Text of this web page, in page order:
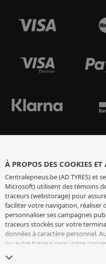
À PROPOS DES COOKIES ET
Centralepneus.be (AD TYRES) et
Microsoft) utilisent des témoins
traceurs (webstorage) pour
faciliter votre navigation, réaliser
personnaliser ses campagnes
traceurs stockés sur votre
données à caractère personnel.
ou autre traceur sans votre
conservons votre choix pendant